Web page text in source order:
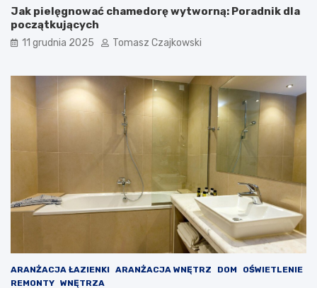
Jak pielęgnować chamedorę wytworną: Poradnik dla
początkujących
11 grudnia 2025 Tomasz Czajkowski
ARANŻACJA ŁAZIENKI ARANŻACJA WNĘTRZ DOM
OŚWIETLENIE
REMONTY WNĘTRZA